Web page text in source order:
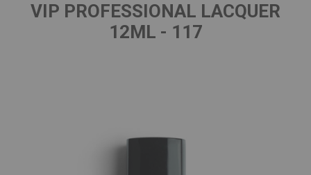
VIP PROFESSIONAL LACQUER
12ML - 117